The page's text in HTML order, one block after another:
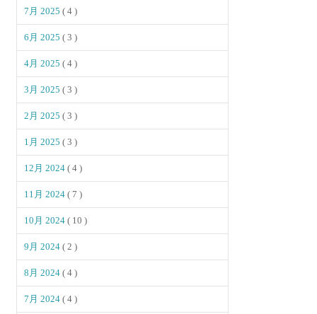
7月 2025( 4 )
6月 2025( 3 )
4月 2025( 4 )
3月 2025( 3 )
2月 2025( 3 )
1月 2025( 3 )
12月 2024( 4 )
11月 2024( 7 )
10月 2024( 10 )
9月 2024( 2 )
8月 2024( 4 )
7月 2024( 4 )